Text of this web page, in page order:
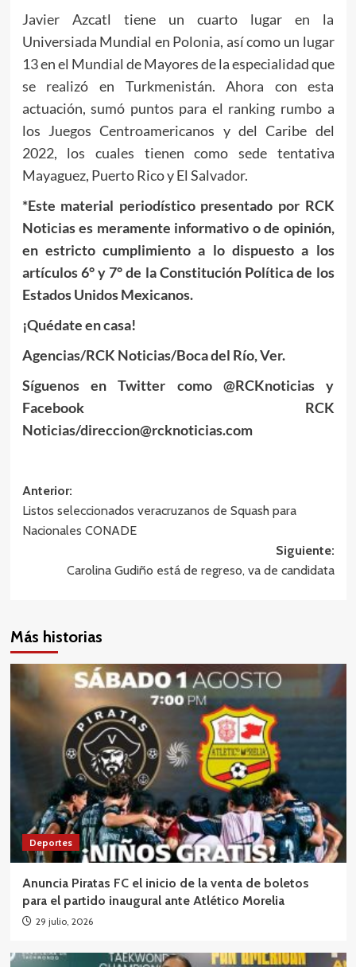
Javier Azcatl tiene un cuarto lugar en la
Universiada Mundial en Polonia, así como un lugar
13 en el Mundial de Mayores de la especialidad que
se realizó en Turkmenistán. Ahora con esta
actuación, sumó puntos para el ranking rumbo a
los Juegos Centroamericanos y del Caribe del
2022, los cuales tienen como sede tentativa
Mayaguez, Puerto Rico y El Salvador.
*Este material periodístico presentado por RCK
Noticias es meramente informativo o de opinión,
en estricto cumplimiento a lo dispuesto a los
artículos 6° y 7° de la Constitución Política de los
Estados Unidos Mexicanos.
¡Quédate en casa!
Agencias/RCK Noticias/Boca del Río, Ver.
Síguenos en Twitter como @RCKnoticias y
Facebook RCK
Noticias/direccion@rcknoticias.com
Navegación
de
Anterior:
Listos seleccionados veracruzanos de Squash para
Nacionales CONADE
Siguiente:
Carolina Gudiño está de regreso, va de candidata
Más historias
Deportes
Anuncia Piratas FC el inicio de la venta de boletos
para el partido inaugural ante Atlético Morelia
29 julio, 2026